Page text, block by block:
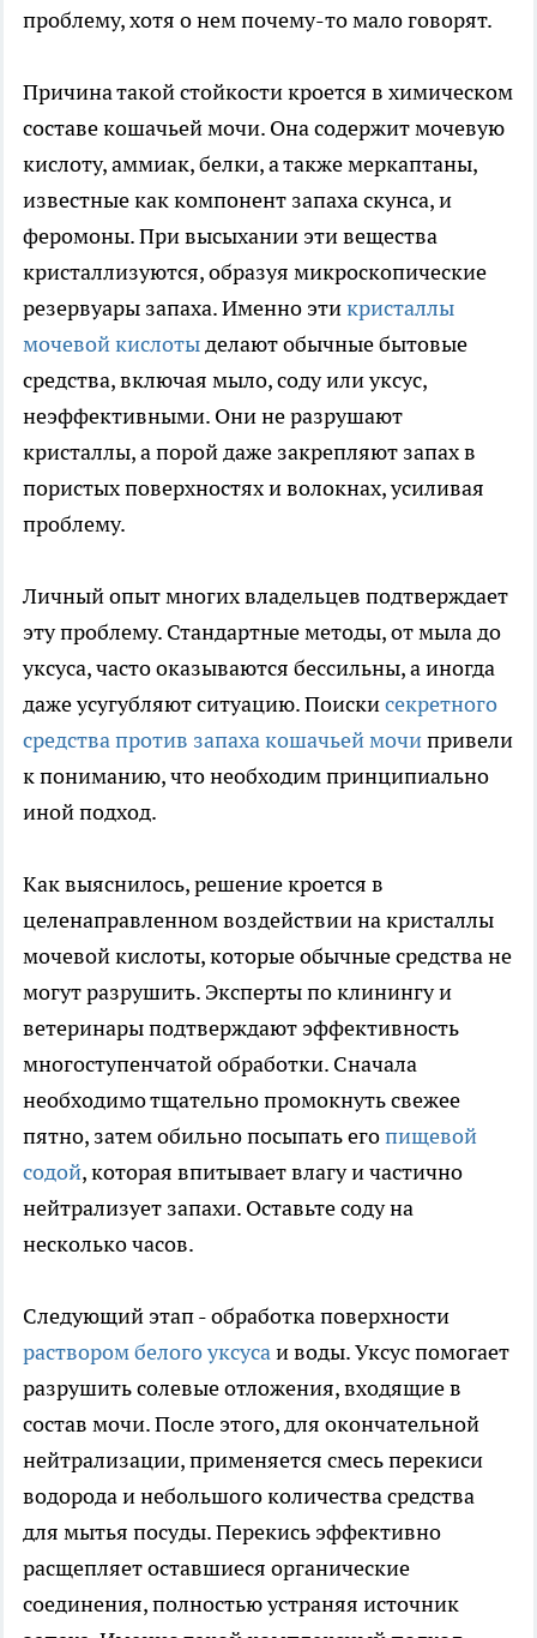
проблему, хотя о нем почему-то мало говорят.
Причина такой стойкости кроется в химическом
составе кошачьей мочи. Она содержит мочевую
кислоту, аммиак, белки, а также меркаптаны,
известные как компонент запаха скунса, и
феромоны. При высыхании эти вещества
кристаллизуются, образуя микроскопические
резервуары запаха. Именно этикристаллы
мочевой кислотыделают обычные бытовые
средства, включая мыло, соду или уксус,
неэффективными. Они не разрушают
кристаллы, а порой даже закрепляют запах в
пористых поверхностях и волокнах, усиливая
проблему.
Личный опыт многих владельцев подтверждает
эту проблему. Стандартные методы, от мыла до
уксуса, часто оказываются бессильны, а иногда
даже усугубляют ситуацию. Поискисекретного
средства против запаха кошачьей мочипривели
к пониманию, что необходим принципиально
иной подход.
Как выяснилось, решение кроется в
целенаправленном воздействии на кристаллы
мочевой кислоты, которые обычные средства не
могут разрушить. Эксперты по клинингу и
ветеринары подтверждают эффективность
многоступенчатой обработки. Сначала
необходимо тщательно промокнуть свежее
пятно, затем обильно посыпать егопищевой
содой, которая впитывает влагу и частично
нейтрализует запахи. Оставьте соду на
несколько часов.
Следующий этап - обработка поверхности
раствором белого уксусаи воды. Уксус помогает
разрушить солевые отложения, входящие в
состав мочи. После этого, для окончательной
нейтрализации, применяется смесь перекиси
водорода и небольшого количества средства
для мытья посуды. Перекись эффективно
расщепляет оставшиеся органические
соединения, полностью устраняя источник